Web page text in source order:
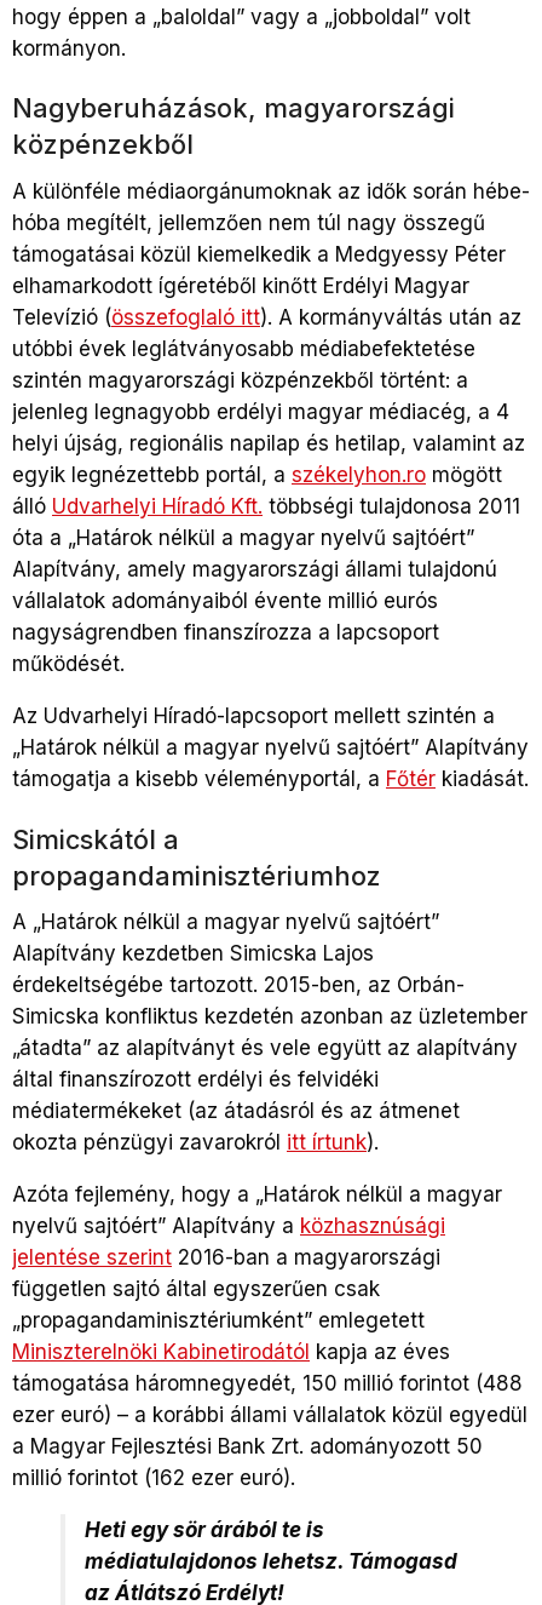
hogy éppen a „baloldal” vagy a „jobboldal” volt
kormányon.
Nagyberuházások, magyarországi
közpénzekből
A különféle médiaorgánumoknak az idők során hébe-
hóba megítélt, jellemzően nem túl nagy összegű
támogatásai közül kiemelkedik a Medgyessy Péter
elhamarkodott ígéretéből kinőtt Erdélyi Magyar
Televízió (összefoglaló itt). A kormányváltás után az
utóbbi évek leglátványosabb médiabefektetése
szintén magyarországi közpénzekből történt: a
jelenleg legnagyobb erdélyi magyar médiacég, a 4
helyi újság, regionális napilap és hetilap, valamint az
egyik legnézettebb portál, a székelyhon.ro mögött
álló Udvarhelyi Híradó Kft. többségi tulajdonosa 2011
óta a „Határok nélkül a magyar nyelvű sajtóért”
Alapítvány, amely magyarországi állami tulajdonú
vállalatok adományaiból évente millió eurós
nagyságrendben finanszírozza a lapcsoport
működését.
Az Udvarhelyi Híradó-lapcsoport mellett szintén a
„Határok nélkül a magyar nyelvű sajtóért” Alapítvány
támogatja a kisebb véleményportál, a Főtér kiadását.
Simicskától a
propagandaminisztériumhoz
A „Határok nélkül a magyar nyelvű sajtóért”
Alapítvány kezdetben Simicska Lajos
érdekeltségébe tartozott. 2015-ben, az Orbán-
Simicska konfliktus kezdetén azonban az üzletember
„átadta” az alapítványt és vele együtt az alapítvány
által finanszírozott erdélyi és felvidéki
médiatermékeket (az átadásról és az átmenet
okozta pénzügyi zavarokról itt írtunk).
Azóta fejlemény, hogy a „Határok nélkül a magyar
nyelvű sajtóért” Alapítvány a közhasznúsági
jelentése szerint 2016-ban a magyarországi
független sajtó által egyszerűen csak
„propagandaminisztériumként” emlegetett
Miniszterelnöki Kabinetirodától kapja az éves
támogatása háromnegyedét, 150 millió forintot (488
ezer euró) – a korábbi állami vállalatok közül egyedül
a Magyar Fejlesztési Bank Zrt. adományozott 50
millió forintot (162 ezer euró).
Heti egy sör árából te is
médiatulajdonos lehetsz. Támogasd
az Átlátszó Erdélyt!